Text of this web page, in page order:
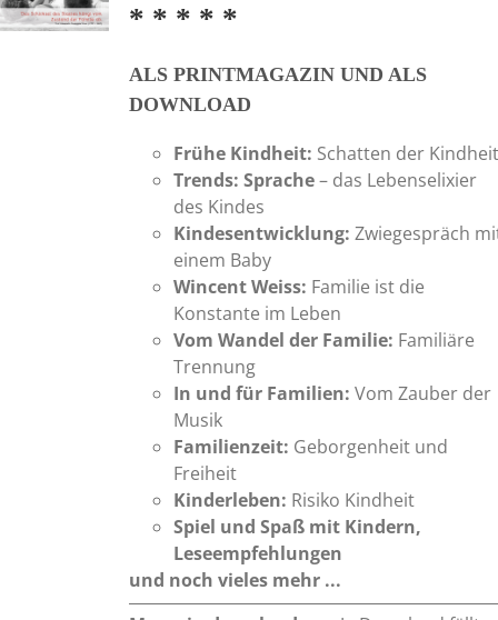
* * * * *
ALS PRINTMAGAZIN UND ALS
DOWNLOAD
Frühe Kindheit: Schatten der
Trends: Sprache– das Lebenselixier
des Kindes
Kindesentwicklung: Zwiegespräch
einem Baby
Wincent Weiss: Familie ist die
Konstante im Leben
Vom Wandel der Familie: Familiäre
Trennung
In und für Familien: Vom Zauber der
Musik
Familienzeit: Geborgenheit und
Freiheit
Kinderleben: Risiko Kindheit
Spiel und Spaß mit Kindern,
Leseempfehlungen
und noch vieles mehr ...